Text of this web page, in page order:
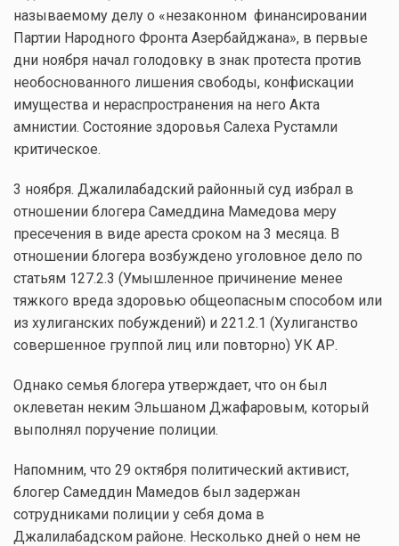
называемому делу о «незаконном финансировании
Партии Народного Фронта Азербайджана», в первые
дни ноября начал голодовку в знак протеста против
необоснованного лишения свободы, конфискации
имущества и нераспространения на него Акта
амнистии. Состояние здоровья Салеха Рустамли
критическое.
3 ноября. Джалилабадский районный суд избрал в
отношении блогера Самеддина Мамедова меру
пресечения в виде ареста сроком на 3 месяца. В
отношении блогера возбуждено уголовное дело по
статьям 127.2.3 (Умышленное причинение менее
тяжкого вреда здоровью общеопасным способом или
из хулиганских побуждений) и 221.2.1 (Хулиганство
совершенное группой лиц или повторно) УК АР.
Однако семья блогера утверждает, что он был
оклеветан неким Эльшаном Джафаровым, который
выполнял поручение полиции.
Напомним, что 29 октября политический активист,
блогер Самеддин Мамедов был задержан
сотрудниками полиции у себя дома в
Джалилабадском районе. Несколько дней о нем не